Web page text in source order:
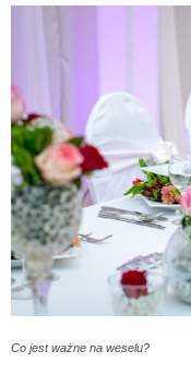
Co jest ważne na weselu?